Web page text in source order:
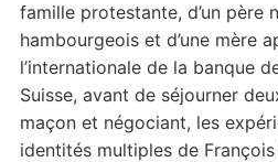
famille protestante, d’un père
hambourgeois et d’une mère
l’internationale de la banque
Suisse, avant de séjourner
maçon et négociant, les
identités multiples de